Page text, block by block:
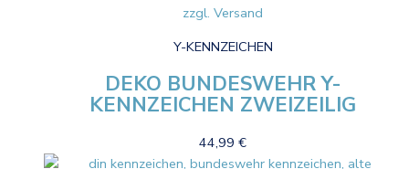
zzgl. Versand
Y-KENNZEICHEN
DEKO BUNDESWEHR Y-
KENNZEICHEN ZWEIZEILIG
44,99 €